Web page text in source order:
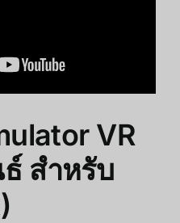
VR
สำหรับ